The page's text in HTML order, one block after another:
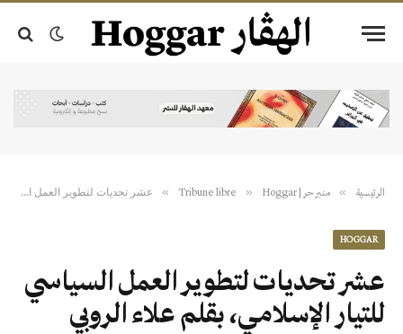
الرئيسية » منبر حر | Tribune libre » Hoggar
» عشر تحديات لتطوير العمل السياسي للتيار الإسلامي، بقلم علاء الروبي
HOGGAR
عشر تحديات لتطوير العمل السياسي
للتيار الإسلامي، بقلم علاء الروبي